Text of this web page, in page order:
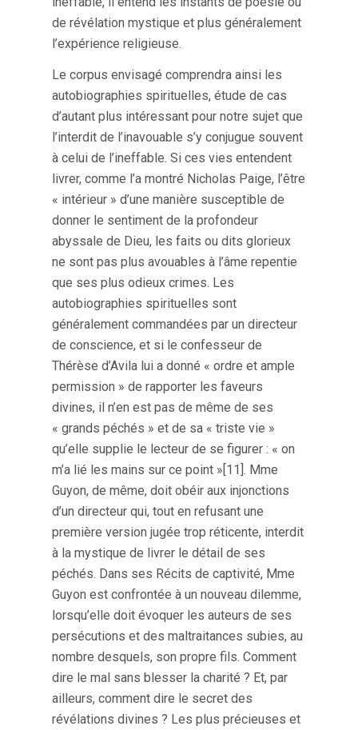
de révélation mystique et plus généralement
l’expérience religieuse.
Le corpus envisagé comprendra ainsi les
autobiographies spirituelles, étude de cas
d’autant plus intéressant pour notre sujet que
l’interdit de l’inavouable s’y conjugue souvent
à celui de l’ineffable. Si ces vies entendent
livrer, comme l’a montré Nicholas Paige, l’être
« intérieur » d’une manière susceptible de
donner le sentiment de la profondeur
abyssale de Dieu, les faits ou dits glorieux
ne sont pas plus avouables à l’âme repentie
que ses plus odieux crimes. Les
autobiographies spirituelles sont
généralement commandées par un directeur
de conscience, et si le confesseur de
Thérèse d’Avila lui a donné « ordre et ample
permission » de rapporter les faveurs
divines, il n’en est pas de même de ses
« grands péchés » et de sa « triste vie »
qu’elle supplie le lecteur de se figurer : « on
m’a lié les mains sur ce point »[11]. Mme
Guyon, de même, doit obéir aux injonctions
d’un directeur qui, tout en refusant une
première version jugée trop réticente, interdit
à la mystique de livrer le détail de ses
péchés. Dans ses Récits de captivité, Mme
Guyon est confrontée à un nouveau dilemme,
lorsqu’elle doit évoquer les auteurs de ses
persécutions et des maltraitances subies, au
nombre desquels, son propre fils. Comment
dire le mal sans blesser la charité ? Et, par
ailleurs, comment dire le secret des
révélations divines ? Les plus précieuses et